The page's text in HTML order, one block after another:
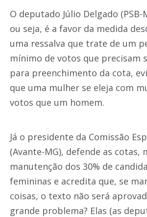
O deputado Júlio Delgado (PSB-
ou seja, é a favor da medida
uma ressalva que trate de um
mínimo de votos que precisam
para preenchimento da cota,
que uma mulher se eleja com
votos que um homem.
Já o presidente da Comissão
(Avante-MG), defende as cotas,
manutenção dos 30% de
femininas e acredita que, se
coisas, o texto não será
grande problema? Elas (as